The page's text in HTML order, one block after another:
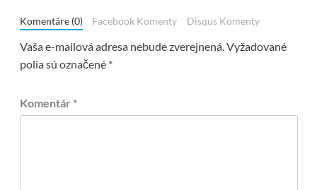
Komentáre (0) Facebook Komenty Disqus Komenty
Vaša e-mailová adresa nebude zverejnená.Vyžadované
polia sú označené *
Komentár *